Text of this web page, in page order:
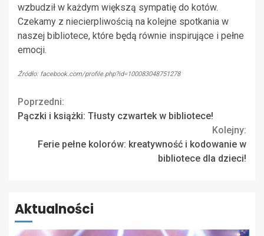
wzbudził w każdym większą sympatię do kotów.
Czekamy z niecierpliwością na kolejne spotkania w
naszej bibliotece, które będą równie inspirujące i pełne
emocji.
Źródło: facebook.com/profile.php?id=100083048751278
Continue
Reading
Poprzedni:
Pączki i książki: Tłusty czwartek w bibliotece!
Kolejny:
Ferie pełne kolorów: kreatywność i kodowanie w
bibliotece dla dzieci!
Aktualności